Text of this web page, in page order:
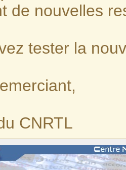
de nouvelles
tester la
CNRTL